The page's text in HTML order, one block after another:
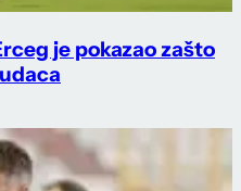
je pokazao zašto